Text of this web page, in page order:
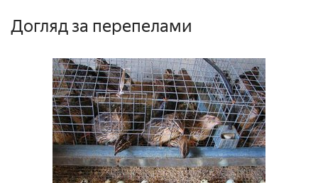
Догляд за перепелами